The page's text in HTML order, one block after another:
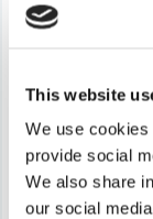
This website
We use
provide social
We also share
our social
Zekler
227 kr
185 kr
Finns i Webblager